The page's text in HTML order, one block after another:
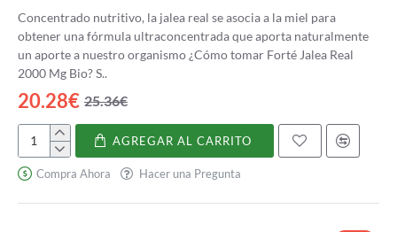
Concentrado nutritivo, la jalea real se asocia a la miel para
obtener una fórmula ultraconcentrada que aporta naturalmente
un aporte a nuestro organismo ¿Cómo tomar Forté Jalea Real
2000 Mg Bio? S..
20.28€ 25.36€
Forté
Jalea
Real
2000
AGREGAR AL CARRITO
Compra Ahora Hacer una Pregunta